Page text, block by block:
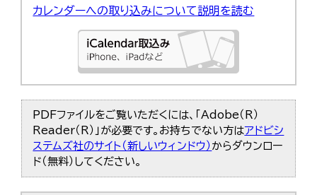
カレンダーへの取り込みについて説明を読む
PDFファイルをご覧いただくには、「Adobe（R）
Reader（R）」が必要です。お持ちでない方はアドビシ
ステムズ社のサイト（新しいウィンドウ） からダウンロー
ド（無料）してください。